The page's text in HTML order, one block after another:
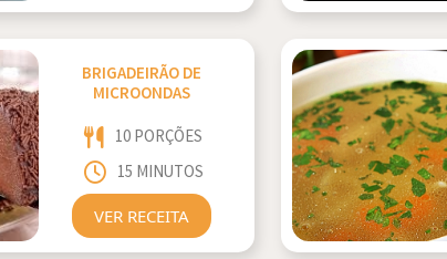
BRIGADEIRÃO DE
MICROONDAS
10 PORÇÕES
15 MINUTOS
VER RECEITA